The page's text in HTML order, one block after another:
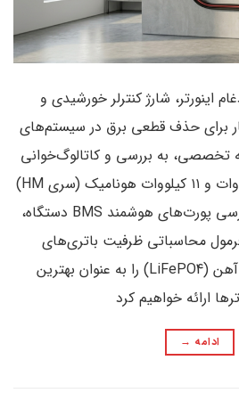
اینورتر، شارژ کنترلر خورشیدی و
برای حذف قطعی برق در سیستم‌های
تخصصی، به بررسی و کاتالوگ‌خوانی
مِندسی سانورترهای ۶۲۰۰ وات و ۱۱ کیلووات هونامیک (سری HM)
می‌پردازیم. همچنین با بررسی پورت‌های هوشمند BMS دستگاه،
محاسباتی ظرفیت باتری‌های
نسل جدید لیتیوم فسفات آهن (LiFePO4) را به عنوان بهترین
ارائه خواهیم کرد
ادامه →